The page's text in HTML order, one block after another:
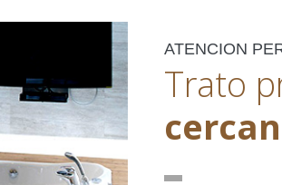
ATENCION
Trato